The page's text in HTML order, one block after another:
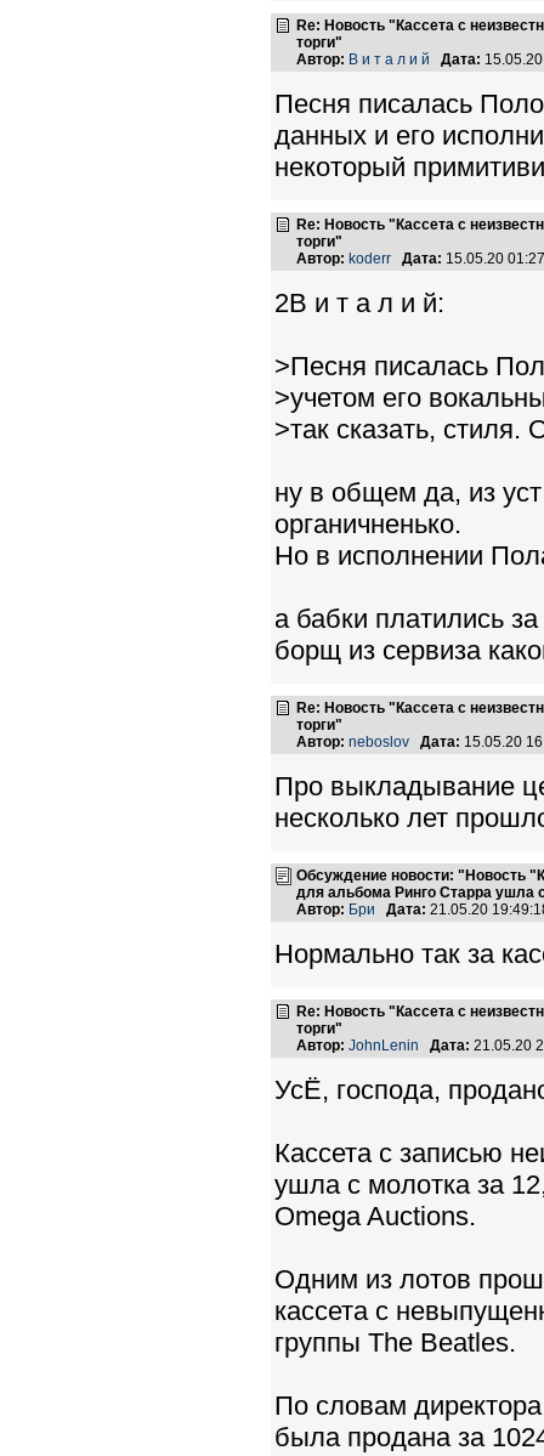
Re: Новость "Кассета с
торги"
Автор: В и т а л и й Дата:
Песня писалась
данных и его
некоторый
Re: Новость "Кассета с
торги"
Автор: koderr Дата: 15.05.20
2В и т а л и й:
>Песня писалась
>учетом его
>так сказать,
ну в общем да, из уст
органичненько.
Но в исполнении
а бабки платились
борщ из сервиза
Re: Новость "Кассета с
торги"
Автор: neboslov Дата: 15.05.20
Про выкладывание
несколько лет
Обсуждение новости: "Новость
для альбома Ринго Старра ушла
Автор: Бри Дата: 21.05.20
Нормально так за
Re: Новость "Кассета с
торги"
Автор: JohnLenin Дата: 21.05.20
УсЁ, господа,
Кассета с записью
ушла с молотка за
Omega Auctions.
Одним из лотов
кассета с
группы The Beatles.
По словам
была продана за